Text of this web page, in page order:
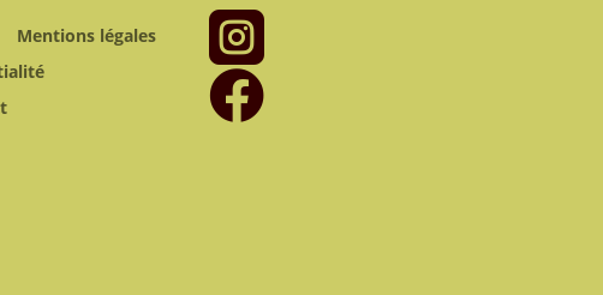
Mentions légales

